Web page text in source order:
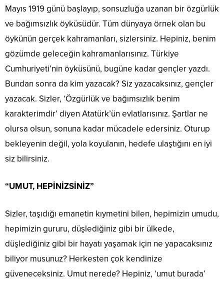
Mayıs 1919 günü başlayıp, sonsuzluğa uzanan bir özgürlük
ve bağımsızlık öyküsüdür. Tüm dünyaya örnek olan bu
öykünün gerçek kahramanları, sizlersiniz. Hepiniz, benim
gözümde geleceğin kahramanlarısınız. Türkiye
Cumhuriyeti’nin öyküsünü, bugüne kadar gençler yazdı.
Bundan sonra da kim yazacak? Siz yazacaksınız, gençler
yazacak. Sizler, ‘Özgürlük ve bağımsızlık benim
karakterimdir’ diyen Atatürk’ün evlatlarısınız. Şartlar ne
olursa olsun, sonuna kadar mücadele edersiniz. Oturup
bekleyenin değil, yola koyulanın, hedefe ulaştığını en iyi
siz bilirsiniz.
“UMUT, HEPİNİZSİNİZ”
Sizler, taşıdığı emanetin kıymetini bilen, hepimizin umudu,
hepimizin gururu, düşlediğiniz gibi bir ülkede,
düşlediğiniz gibi bir hayatı yaşamak için ne yapacaksınız
biliyor musunuz? Herkesten çok kendinize
güveneceksiniz. Umut nerede? Hepiniz, ‘umut burada’